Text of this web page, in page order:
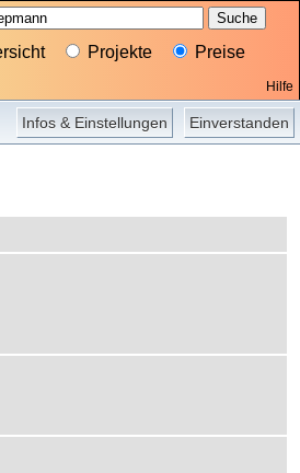
Einverstanden
Infos & Einstellungen
Projekte Preise
Hilfe
Projekte Bilder Presse